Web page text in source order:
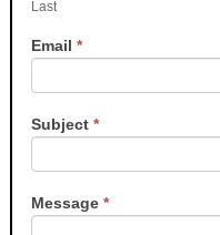
Last
Email*
Subject*
Message*